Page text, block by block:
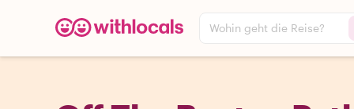
Wohin geht die Reise?